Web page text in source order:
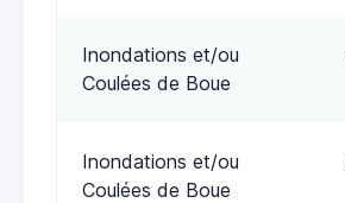
Inondations et/ou
Coulées de Boue
Inondations et/ou
Coulées de Boue